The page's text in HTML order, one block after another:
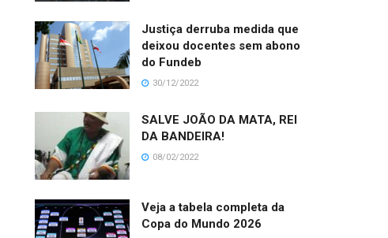
Justiça derruba medida que
deixou docentes sem abono
do Fundeb
30/12/2022
SALVE JOÃO DA MATA, REI
DA BANDEIRA!
08/02/2022
Veja a tabela completa da
Copa do Mundo 2026